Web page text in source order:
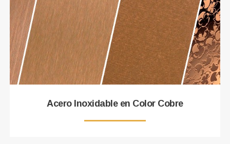
Acero Inoxidable en Color Cobre